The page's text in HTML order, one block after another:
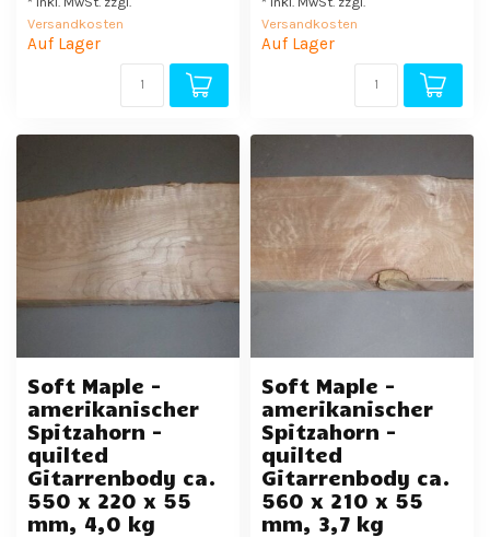
Versandkosten
Auf Lager
Versandkosten
Auf Lager
Soft Maple -
amerikanischer
Spitzahorn -
quilted
Gitarrenbody ca.
550 x 220 x 55
mm, 4,0 kg
Soft Maple -
amerikanischer
Spitzahorn -
quilted
Gitarrenbody ca.
560 x 210 x 55
mm, 3,7 kg